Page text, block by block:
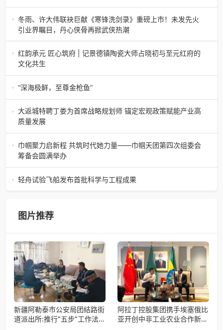
么三合盛的“认养一头
记者观察 | 黄河蒲草编出“世界版图”山东高青农妇的30年“草
根逆袭”路济南电（记者 瑞夫 王克军 郭克烁）一根黄河滩上
的蒲草，能走多
冬雨、许大伟联袂巨献《寒锋洗剑录》重磅上市！未发先火
引业界瞩目，丹心侠骨再掀武侠热潮
【新书首发】冬雨、许大伟联袂巨献《寒锋洗剑录》重磅上
市！未发先火引业界瞩目，丹心侠骨再掀武侠热潮（文/梵
可）近日，备受业界与读者双
红韵承元 匠心筑府 | 记景德镇陶瓷大师占晓初与至元红府的
文化共生
（中国晨报头条讯）景德镇的窑火，千年不熄，淬炼出无数
陶瓷瑰宝；元代釉里红的一抹艳红，穿越七百年岁月，成为
“深海极鲜，至尊金枪鱼”
“深海极鲜，至尊金枪鱼”苏州吴中白金汉爵大酒店蓝鳍金枪鱼
开鱼品鉴仪式圆满落幕2026年4月17日，江苏省苏州市吴中
白金汉爵大酒店大
大返城特聘丁娄为首席战略规划师 锚定宏观政策赋能产业高
质量发展
2026年4月16日，大返城（浙江）科技有限公司隆重举行签
约仪式，正式特聘丁娄先生担任公司首席战略规划师。此次
强强联合，是大返城集团深度
巾帼聚力启新程 共筑时代她力量——巾帼天团第四次组委会
筹备会圆满举办
巾帼聚力启新程 共筑时代她力量——巾帼天团第四次组委会
筹备会圆满举办2026年4月15日，巾帼天团第四次组委会筹
轻舟试验飞船发布首批科学与工程成果
果。据中国科学院微小卫星
图片推荐
新疆阿勒泰市公安局团结路街
道派出所:推行“五步”工作法
阿拉丁控股集团携手埃塞俄比
亚开创中非工业农业合作新篇